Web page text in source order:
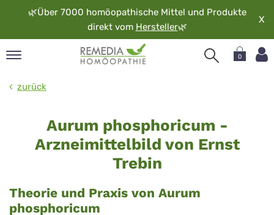
🌿Über 7000 homöopathische Mittel und Produkte
direkt vom Hersteller🌿
X
0
zurück
phosphoricum
Aurum phosphoricum -
Arzneimittelbild von Ernst
Trebin
Theorie und Praxis von Aurum
phosphoricum